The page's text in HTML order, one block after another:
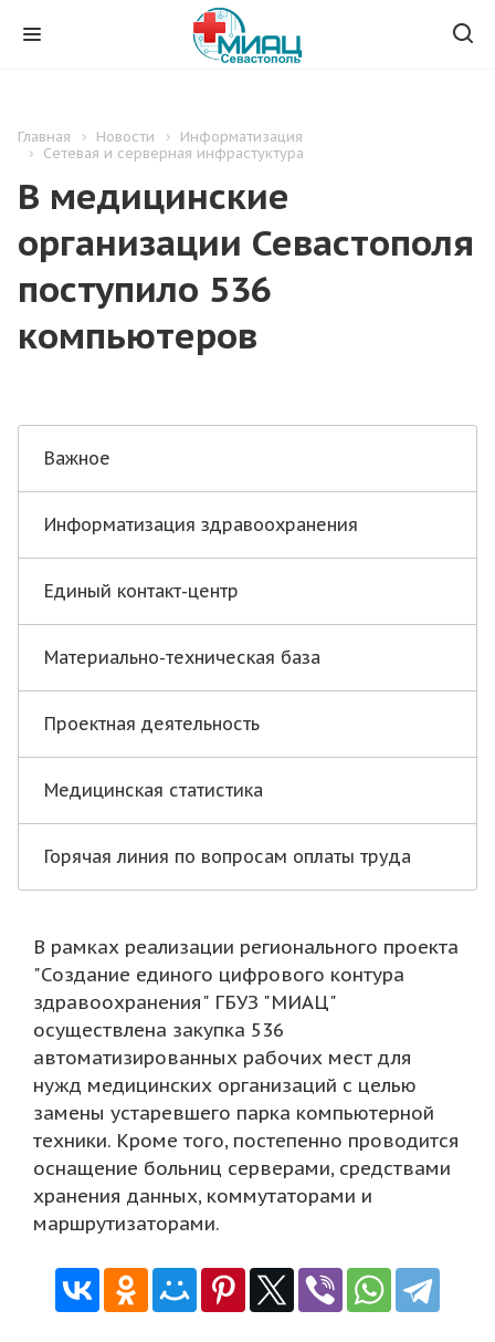
Главная Новости
Информатизация
Сетевая и серверная инфрастуктура
В медицинские
организации Севастополя
поступило 536
компьютеров
Важное
Информатизация здравоохранения
Единый контакт-центр
Материально-техническая база
Проектная деятельность
Медицинская статистика
Горячая линия по вопросам оплаты труда
В рамках реализации регионального проекта
"Создание единого цифрового контура
здравоохранения" ГБУЗ "МИАЦ"
осуществлена закупка 536
автоматизированных рабочих мест для
нужд медицинских организаций с целью
замены устаревшего парка компьютерной
техники. Кроме того, постепенно проводится
оснащение больниц серверами, средствами
хранения данных, коммутаторами и
маршрутизаторами.